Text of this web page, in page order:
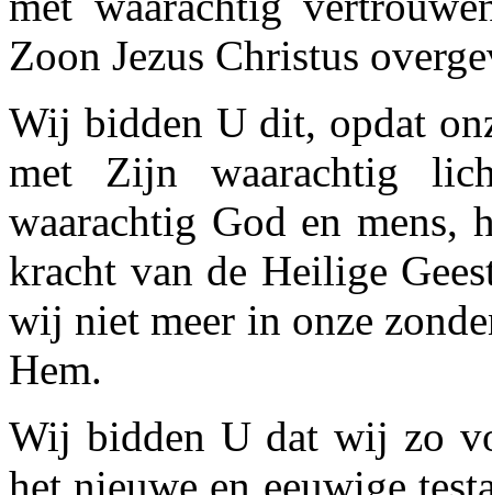
Zoon Jezus Christus
Wij bidden U dit, opdat
met Zijn waarachtig
waarachtig God en mens,
kracht van de Heilige
wij niet meer in onze
Hem.
Wij bidden U dat wij zo
het nieuwe en eeuwige